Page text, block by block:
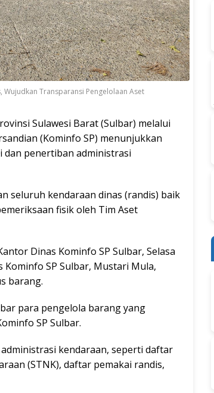
Wujudkan Transparansi Pengelolaan Aset
Sulawesi Barat (Sulbar) melalui
(Kominfo SP) menunjukkan
penertiban administrasi
seluruh kendaraan dinas (randis) baik
fisik oleh Tim Aset
Dinas Kominfo SP Sulbar, Selasa
SP Sulbar, Mustari Mula,
barang.
para pengelola barang yang
SP Sulbar.
kendaraan, seperti daftar
(STNK), daftar pemakai randis,